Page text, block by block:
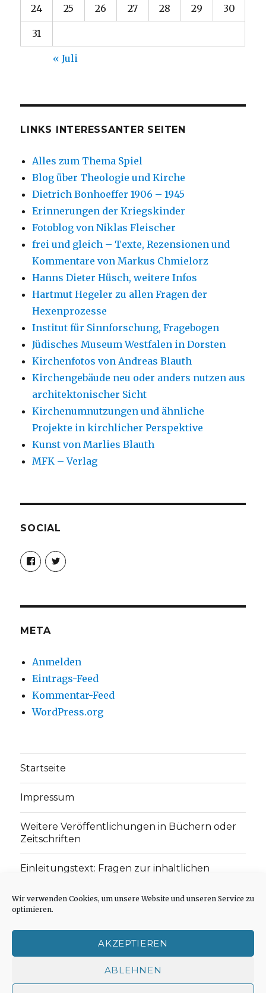
Wir verwenden Cookies, um unsere Website und unseren Service zu
optimieren.
AKZEPTIEREN
ABLEHNEN
24 25 26 27 28 29 30
31
« Juli
LINKS INTERESSANTER SEITEN
Alles zum Thema Spiel
Blog über Theologie und Kirche
Dietrich Bonhoeffer 1906 – 1945
Erinnerungen der Kriegskinder
Fotoblog von Niklas Fleischer
frei und gleich – Texte, Rezensionen und
Kommentare von Markus Chmielorz
Hanns Dieter Hüsch, weitere Infos
Hartmut Hegeler zu allen Fragen der
Hexenprozesse
Institut für Sinnforschung, Fragebogen
Jüdisches Museum Westfalen in Dorsten
Kirchenfotos von Andreas Blauth
Kirchengebäude neu oder anders nutzen aus
architektonischer Sicht
Kirchenumnutzungen und ähnliche
Projekte in kirchlicher Perspektive
Kunst von Marlies Blauth
MFK – Verlag
SOCIAL
Profil
von
christoph.fleischer1
anzeigen
Profil
von
anzeigen
META
Anmelden
Eintrags-Feed
Kommentar-Feed
WordPress.org
Startseite
Impressum
Weitere Veröffentlichungen in Büchern oder
Zeitschriften
Einleitungstext: Fragen zur inhaltlichen
„schwachen Glaubens“
Cookie-Richtlinie (EU)